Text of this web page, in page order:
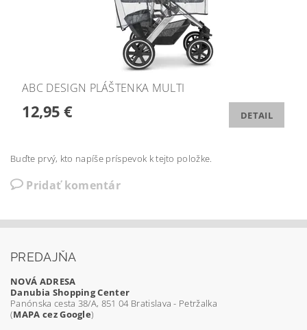
ABC DESIGN PLÁŠTENKA MULTI
12,95 € DETAIL
Buďte prvý, kto napíše príspevok k tejto položke.
Pridať komentár
PREDAJŇA
NOVÁ ADRESA
Danubia Shopping Center
Panónska cesta 38/A, 851 04 Bratislava - Petržalka
(MAPA cez Google)